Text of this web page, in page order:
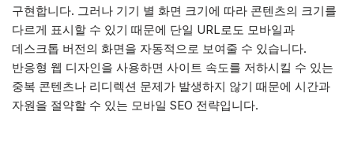
구현합니다. 그러나 기기 별 화면 크기에 따라 콘텐츠의 크기를
다르게 표시할 수 있기 때문에 단일 URL로도 모바일과
데스크톱 버전의 화면을 자동적으로 보여줄 수 있습니다.
반응형 웹 디자인을 사용하면 사이트 속도를 저하시킬 수 있는
중복 콘텐츠나 리디렉션 문제가 발생하지 않기 때문에 시간과
자원을 절약할 수 있는 모바일 SEO 전략입니다.